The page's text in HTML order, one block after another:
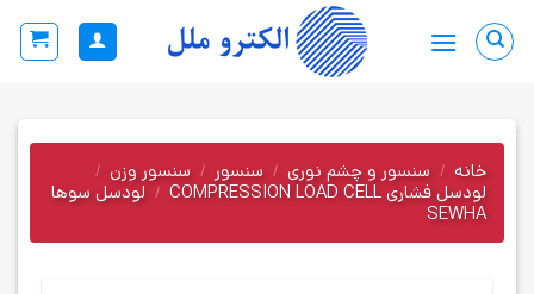
خانه / سنسور و چشم نوری / سنسور / سنسور وزن /
لودسل فشاری COMPRESSION LOAD CELL
/ لودسل سوها
SEWHA